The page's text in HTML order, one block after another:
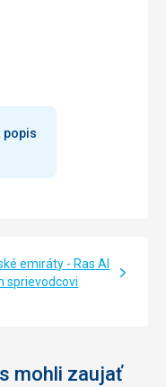
pokoj v hlavní
Ocenili jsme polohu
být výkonnější
– v noci nám
kde je prostor pro
služeb a poměru
popis
emiráty - Ras Al
sprievodcovi
mohli zaujať